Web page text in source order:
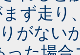
ず走り
がない